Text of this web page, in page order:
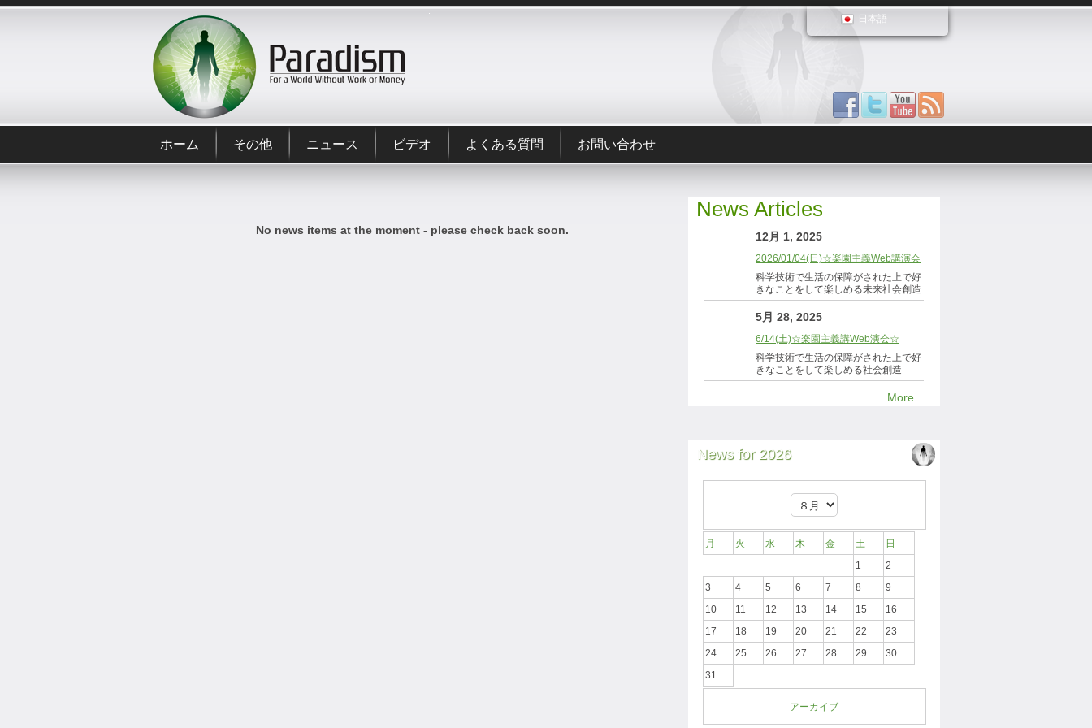
日本語
ホーム その他 ニュース ビデオ よくある質問 お問い合わせ
No news items at the moment - please check back soon.
News Articles
12月 1, 2025
2026/01/04(日)☆楽園主義Web講演会
科学技術で生活の保障がされた上で好
きなことをして楽しめる未来社会創造
5月 28, 2025
6/14(土)☆楽園主義講Web演会☆
科学技術で生活の保障がされた上で好
きなことをして楽しめる社会創造
More...
News for 2026
月 火 水 木 金 土
日
1
2
3
4 5 6 7 8
9
10
11 12 13 14 15
16
17
18 19 20 21 22
23
24
25 26 27 28 29
30
31
アーカイブ